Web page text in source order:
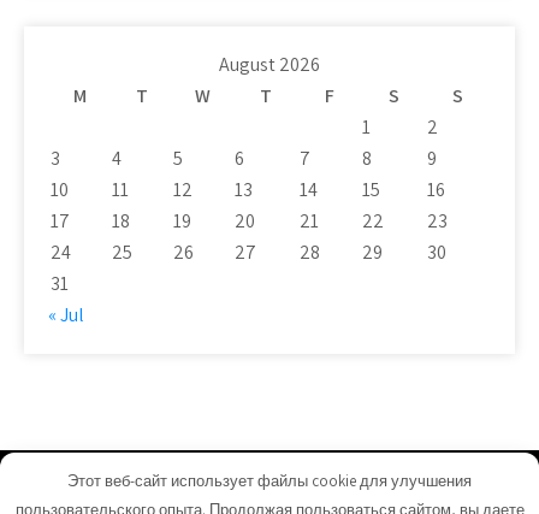
August 2026
M
T W T F S
S
1
2
3
4 5 6 7 8
9
10
11 12 13 14 15
16
17
18 19 20 21 22
23
24
25 26 27 28 29
30
31
« Jul
tosox.com - Proudly Powered by WordPress
Этот веб-сайт использует файлы cookie для улучшения
пользовательского опыта. Продолжая пользоваться сайтом, вы даете